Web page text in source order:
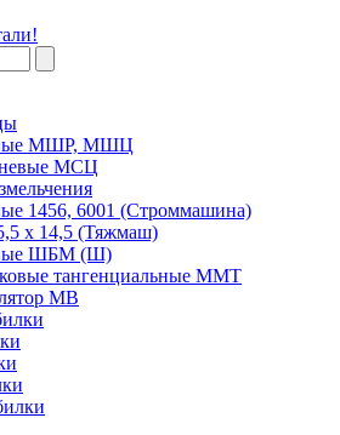
МШР, МШЦ
МСЦ
1456, 6001 (Строммашина)
х 14,5 (Тяжмаш)
ШБМ (Ш)
тангенциальные ММТ
МВ